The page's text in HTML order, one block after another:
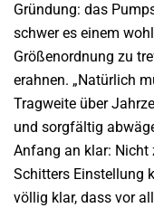
Gründung: das
schwer es einem
Größenordnung zu
erahnen. „Natürlich
Tragweite über
und sorgfältig
Anfang an klar: Nicht
Schitters Einstellung
völlig klar, dass vor